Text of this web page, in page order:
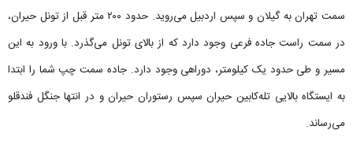
سمت تهران به گیلان و سپس اردبیل می‌روید. حدود ۲۰۰ متر قبل از تونل حیران،
در سمت راست جاده فرعی وجود دارد که از بالای تونل می‌گذرد. با ورود به این
مسیر و طی حدود یک کیلومتر، دوراهی وجود دارد. جاده سمت چپ شما را ابتدا
به ایستگاه بالایی تله‌کابین حیران سپس رستوران حیران و در انتها جنگل فندقلو
می‌رساند.